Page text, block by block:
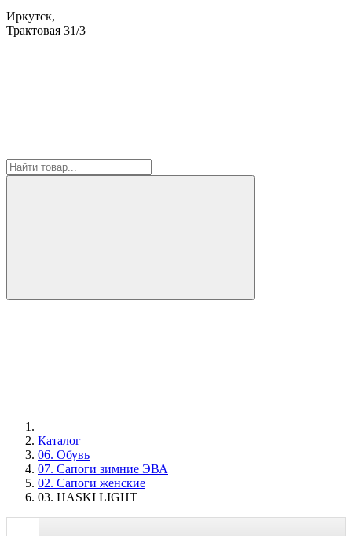
Иркутск,
Трактовая 31/3
Каталог
06. Обувь
07. Сапоги зимние ЭВА
02. Сапоги женские
03. HASKI LIGHT